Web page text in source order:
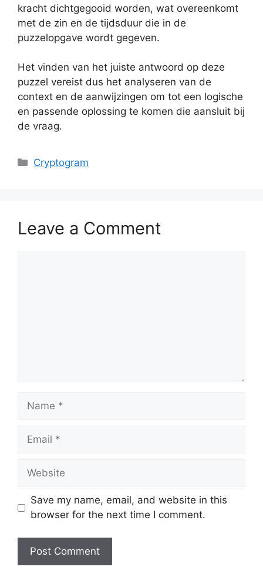
kracht dichtgegooid worden, wat overeenkomt
met de zin en de tijdsduur die in de
puzzelopgave wordt gegeven.
Het vinden van het juiste antwoord op deze
puzzel vereist dus het analyseren van de
context en de aanwijzingen om tot een logische
en passende oplossing te komen die aansluit bij
de vraag.
Categories
Cryptogram
Leave a Comment
Name
Email
Website
Save my name, email, and website in this
browser for the next time I comment.